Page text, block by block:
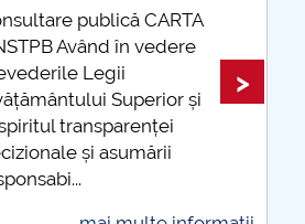
de școlarizare
Taxele se pot plăti
cardul
mai multe informatii...
>